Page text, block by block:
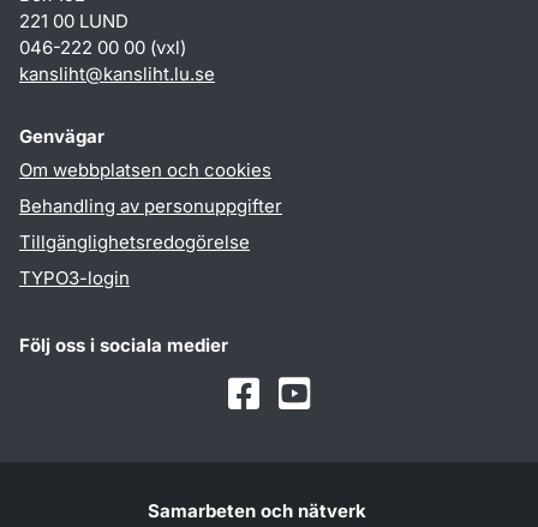
221 00 LUND
046-222 00 00 (vxl)
kansliht@kansliht.lu.se
Genvägar
Om webbplatsen och cookies
Behandling av personuppgifter
Tillgänglighetsredogörelse
TYPO3-login
Följ oss i sociala medier
FacebookYoutube
Samarbeten och nätverk